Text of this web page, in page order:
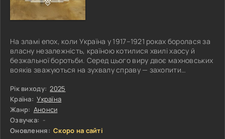
На зламі епох, коли Україна у 1917–1921 роках боролася за
власну незалежність, країною котилися хвилі хаосу й
безжальної боротьби. Серед цього виру двоє махновських
вояків зважуються на зухвалу справу — захопити
грошей. Вони готують засідку, сподіваючись на легку
перемогу, та все йде шкереберть: пограбування
обертається кривавою сутичкою, а разом із грішми їм
дістається несподіваний трофей — командир панцирника,
який тепер у їхніх руках.
Рік виходу: 2025
Країна: Україна
Жанр: Анонси
Озвучка: -
Оновлення: Скоро на сайті